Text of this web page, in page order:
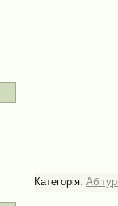
Категорія: